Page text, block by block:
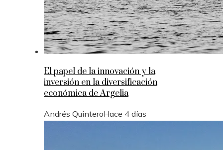
El papel de la innovación y la
inversión en la diversificación
económica de Argelia
Andrés QuinteroHace 4 días